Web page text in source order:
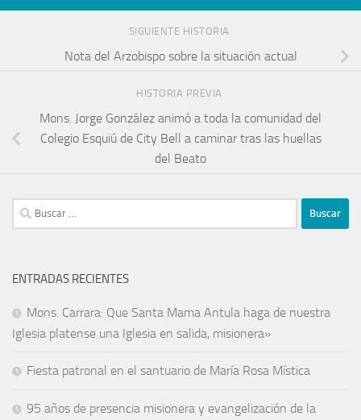
SIGUIENTE HISTORIA
Nota del Arzobispo sobre la situación actual
HISTORIA PREVIA
Mons. Jorge González animó a toda la comunidad del
Colegio Esquiú de City Bell a caminar tras las huellas
del Beato
ENTRADAS RECIENTES
Mons. Carrara: Que Santa Mama Antula haga de nuestra
Iglesia platense una Iglesia en salida, misionera»
Fiesta patronal en el santuario de María Rosa Mística
95 años de presencia misionera y evangelización de la